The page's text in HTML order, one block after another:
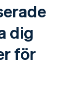
dig
för